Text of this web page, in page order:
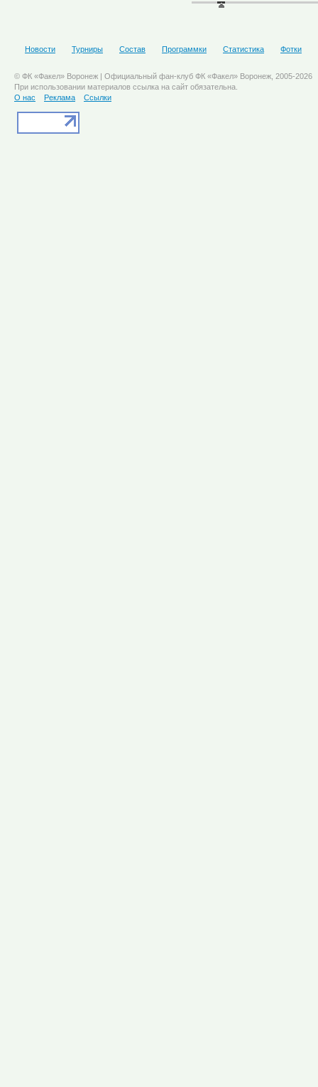
Новости Турниры Состав Программки Статистика Фотки
© ФК «Факел» Воронеж | Официальный фан-клуб ФК «Факел» Воронеж, 2005-2026
При использовании материалов ссылка на сайт обязательна.
О нас
Реклама Ссылки